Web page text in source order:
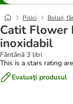
Pisici Boluri,
Catit Flower
inoxidabil
Fântână 3 litri
This is a stars rating
Evaluaţi produsul